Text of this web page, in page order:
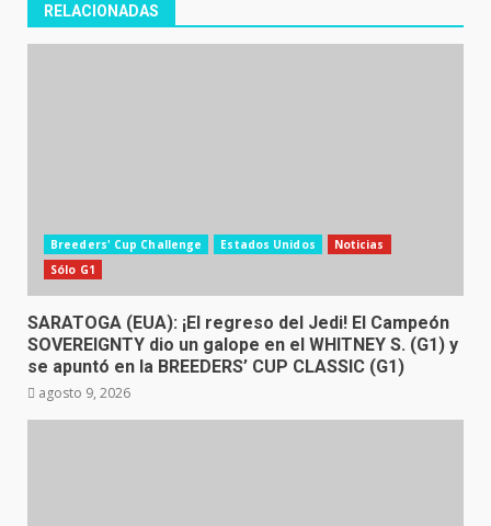
RELACIONADAS
Breeders' Cup Challenge Estados Unidos
Noticias
Sólo G1
SARATOGA (EUA): ¡El regreso del Jedi! El Campeón
SOVEREIGNTY dio un galope en el WHITNEY S. (G1) y
se apuntó en la BREEDERS’ CUP CLASSIC (G1)
agosto 9, 2026